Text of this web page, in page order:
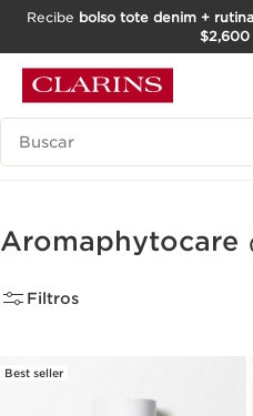
IR AL PIE DE PÁGINA
Recibe bolso tote denim +
$2,600
Buscar
Aromaphytocare
Filtros
Best seller